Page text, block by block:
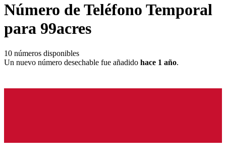
Número de Teléfono Temporal
para 99acres
10 números disponibles
Un nuevo número desechable fue añadido hace 1 año.